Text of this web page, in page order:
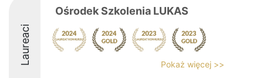
Laureaci
Ośrodek Szkolenia LUKAS
Pokaż więcej >>